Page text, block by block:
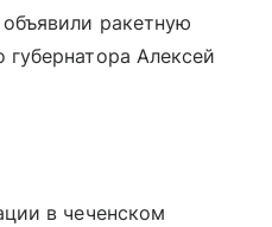
ракетную
Алексей
в чеченском